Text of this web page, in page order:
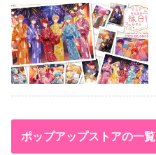
ポップアップストアの一覧